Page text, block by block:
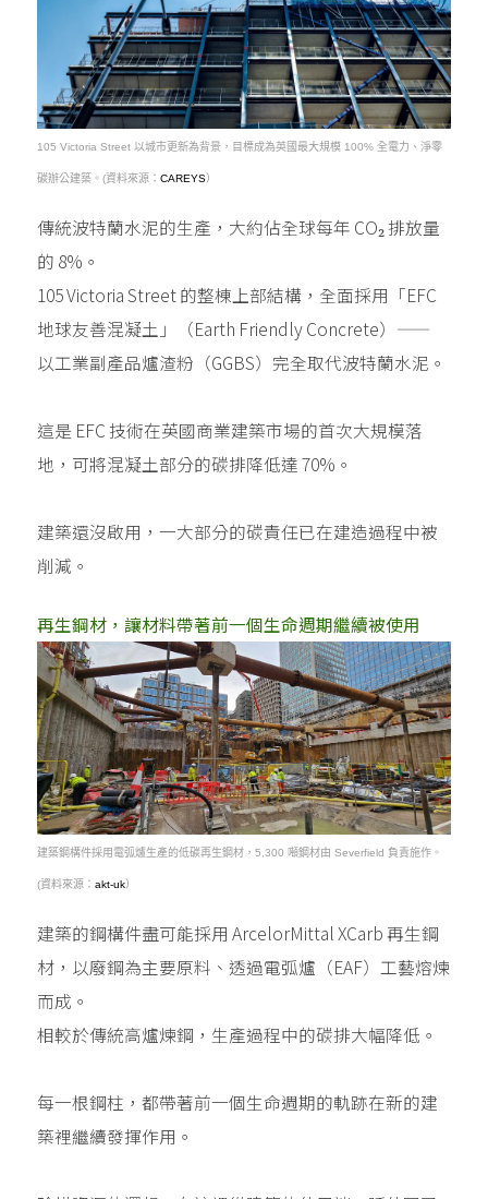
105 Victoria Street 以城市更新為背景，目標成為英國最大規模 100% 全電力、淨零
碳辦公建築。(資料來源：CAREYS）
傳統波特蘭水泥的生產，大約佔全球每年 CO₂ 排放量
的 8%。
105 Victoria Street 的整棟上部結構，全面採用「EFC
地球友善混凝土」（Earth Friendly Concrete）——
以工業副產品爐渣粉（GGBS）完全取代波特蘭水泥。
這是 EFC 技術在英國商業建築市場的首次大規模落
地，可將混凝土部分的碳排降低達 70%。
建築還沒啟用，一大部分的碳責任已在建造過程中被
削減。
再生鋼材，讓材料帶著前一個生命週期繼續被使用
建築鋼構件採用電弧爐生產的低碳再生鋼材，5,300 噸鋼材由 Severfield 負責施作。
(資料來源：akt-uk）
建築的鋼構件盡可能採用 ArcelorMittal XCarb 再生鋼
材，以廢鋼為主要原料、透過電弧爐（EAF）工藝熔煉
而成。
相較於傳統高爐煉鋼，生產過程中的碳排大幅降低。
每一根鋼柱，都帶著前一個生命週期的軌跡在新的建
築裡繼續發揮作用。